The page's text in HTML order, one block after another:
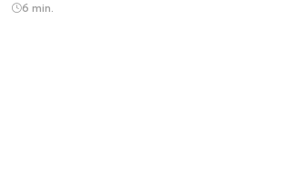
6 min.